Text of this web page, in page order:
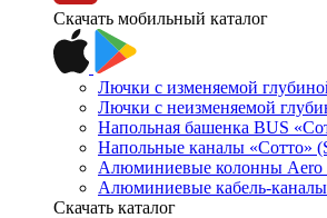
Скачать мобильный каталог
Лючки с изменяемой
Лючки с неизменяемой
Напольная башенка BUS
Напольные каналы «Сотто»
Алюминиевые колонны Aero
Алюминиевые кабель-
Скачать каталог